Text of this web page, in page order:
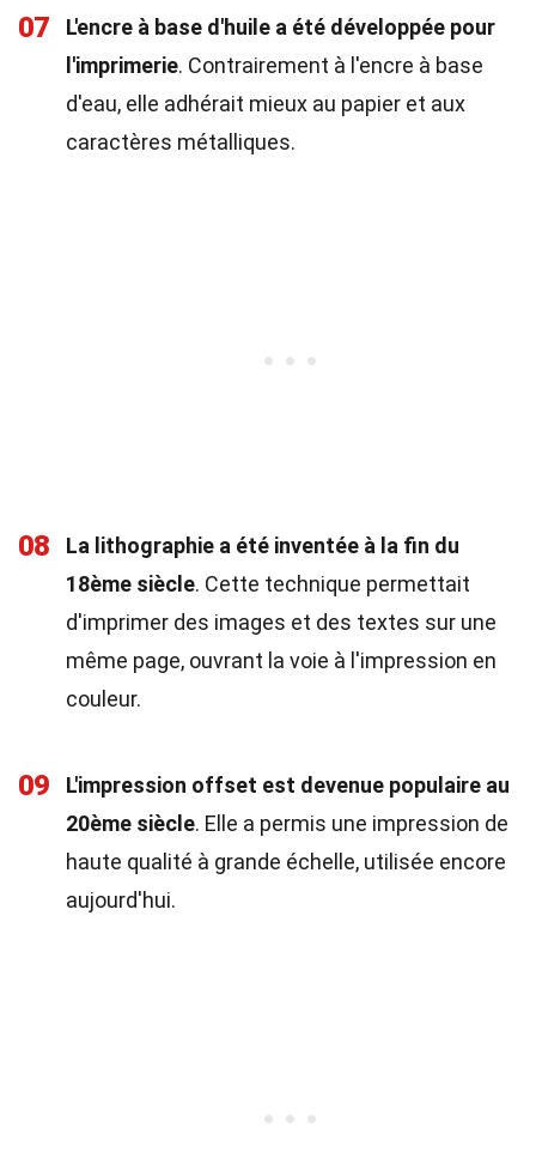
07
L'encre à base d'huile a été développée pour
l'imprimerie. Contrairement à l'encre à base
d'eau, elle adhérait mieux au papier et aux
caractères métalliques.
08
La lithographie a été inventée à la fin du
18ème siècle. Cette technique permettait
d'imprimer des images et des textes sur une
même page, ouvrant la voie à l'impression en
couleur.
09
L'impression offset est devenue populaire au
20ème siècle. Elle a permis une impression de
haute qualité à grande échelle, utilisée encore
aujourd'hui.